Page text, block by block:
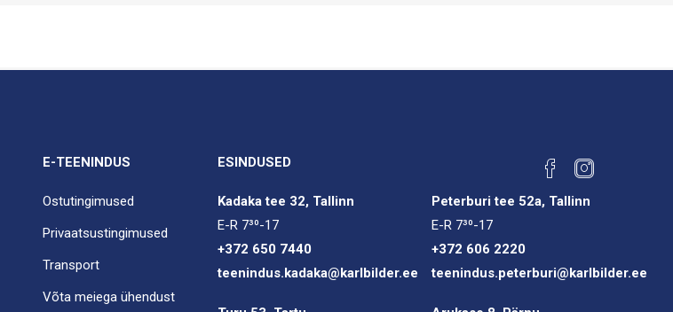
E-TEENINDUS
Ostutingimused
Privaatsustingimused
Transport
Võta meiega ühendust
ESINDUSED
Kadaka tee 32, Tallinn
E-R 7³⁰-17
+372 650 7440
teenindus.kadaka@karlbilder.ee
Peterburi tee 52a, Tallinn
E-R 7³⁰-17
+372 606 2220
teenindus.peterburi@karlbilder.ee